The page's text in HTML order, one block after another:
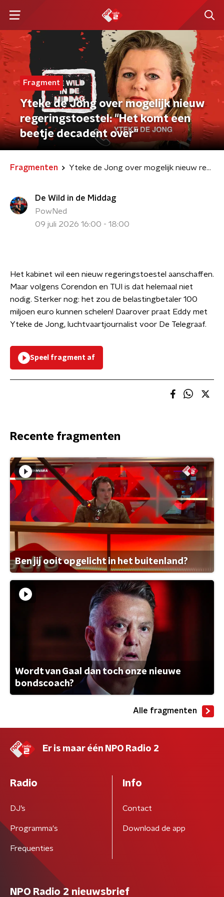
Fragment
Yteke de Jong over mogelijk nieuw
regeringstoestel: "Het komt een
beetje decadent over"
Fragmenten Yteke de Jong over mogelijk nieuw regeringstoestel: "Het komt een beetje decadent over"
De Wild in de Middag
PowNed
09 juli 2026 16:00 - 18:00
Het kabinet wil een nieuw regeringstoestel aanschaffen.
Maar volgens Corendon en TUI is dat helemaal niet
nodig. Sterker nog: het zou de belastingbetaler 100
miljoen euro kunnen schelen! Daarover praat Eddy met
Yteke de Jong, luchtvaartjournalist voor De Telegraaf.
Speel fragment af
Recente fragmenten
Ben jij ooit opgelicht in het buitenland?
Wordt van Gaal dan toch onze nieuwe
bondscoach?
Alle fragmenten
Er is maar één NPO Radio 2
Radio
DJ’s
Programma's
Frequenties
Info
Contact
Download de app
NPO Radio 2 nieuwsbrief